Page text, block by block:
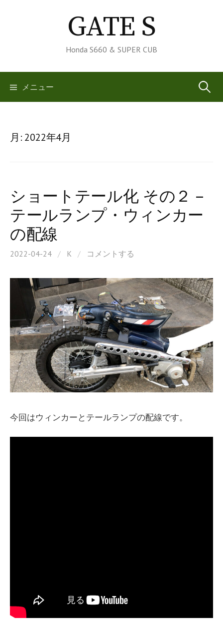
キ
GATE S
Honda S660 & SUPER CUB
メニュー 検
月: 2022年4月
ショートテール化 その２ –
テールランプ・ウィンカー
の配線
2022-04-24 / K / コメントする
今回はウィンカーとテールランプの配線です。